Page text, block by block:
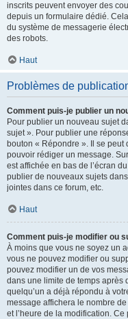
inscrits peuvent envoyer des
depuis un formulaire dédié.
du système de messagerie
des robots.
Haut
Problèmes de
Comment puis-je publier un
Pour publier un nouveau sujet
sujet ». Pour publier une
bouton « Répondre ». Il se peut
pouvoir rédiger un message.
est affichée en bas de l’écran
publier de nouveaux sujets
jointes dans ce forum, etc.
Haut
Comment puis-je modifier ou
À moins que vous ne soyez un
vous ne pouvez modifier ou
pouvez modifier un de vos
dans une limite de temps après
quelqu’un a déjà répondu à
message affichera le nombre
et l’heure de la modification. Ce